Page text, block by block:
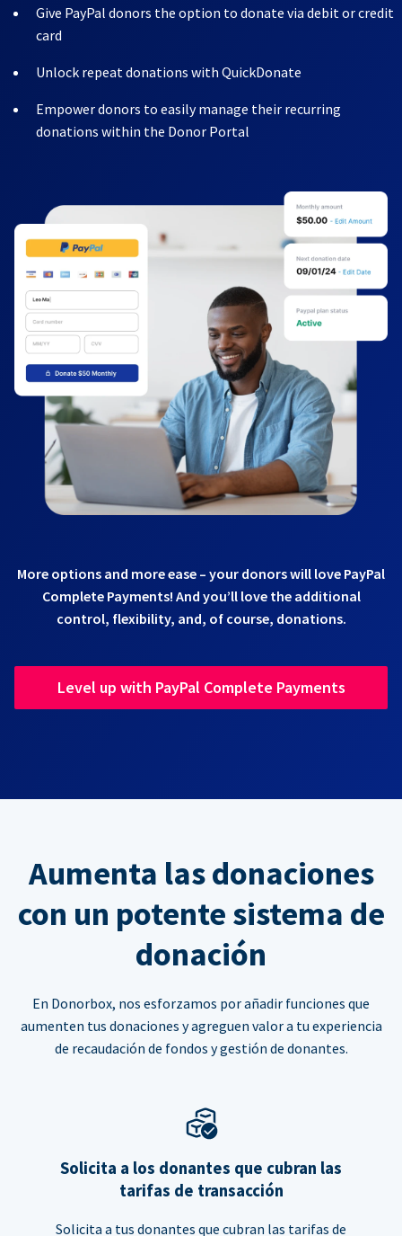
Give PayPal donors the option to donate via debit or credit
card
Unlock repeat donations with QuickDonate
Empower donors to easily manage their recurring
donations within the Donor Portal
More options and more ease – your donors will love PayPal
Complete Payments! And you’ll love the additional
control, flexibility, and, of course, donations.
Level up with PayPal Complete Payments
Aumenta las donaciones
con un potente sistema de
donación
En Donorbox, nos esforzamos por añadir funciones que
aumenten tus donaciones y agreguen valor a tu experiencia
de recaudación de fondos y gestión de donantes.
Solicita a los donantes que cubran las
tarifas de transacción
Solicita a tus donantes que cubran las tarifas de